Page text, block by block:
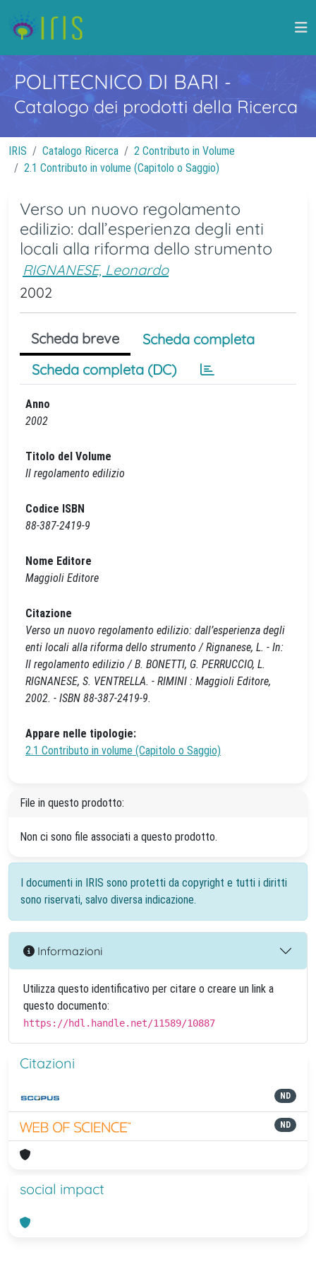
POLITECNICO DI BARI -
Catalogo dei prodotti della Ricerca
IRIS Catalogo Ricerca
2 Contributo in Volume
2.1 Contributo in volume (Capitolo o Saggio)
Verso un nuovo regolamento
edilizio: dall’esperienza degli enti
locali alla riforma dello strumento
RIGNANESE, Leonardo
2002
Scheda breve
Scheda completa
Scheda completa (DC)
Anno
2002
Titolo del Volume
Il regolamento edilizio
Codice ISBN
88-387-2419-9
Nome Editore
Maggioli Editore
Citazione
Verso un nuovo regolamento edilizio: dall’esperienza degli
enti locali alla riforma dello strumento / Rignanese, L. - In:
Il regolamento edilizio / B. BONETTI, G. PERRUCCIO, L.
RIGNANESE, S. VENTRELLA. - RIMINI : Maggioli Editore,
2002. - ISBN 88-387-2419-9.
Appare nelle tipologie:
2.1 Contributo in volume (Capitolo o Saggio)
File in questo prodotto:
Non ci sono file associati a questo prodotto.
I documenti in IRIS sono protetti da copyright e tutti i diritti
sono riservati, salvo diversa indicazione.
Informazioni
Utilizza questo identificativo per citare o creare un link a
questo documento:
https://hdl.handle.net/11589/10887
Citazioni
ND
ND
social impact